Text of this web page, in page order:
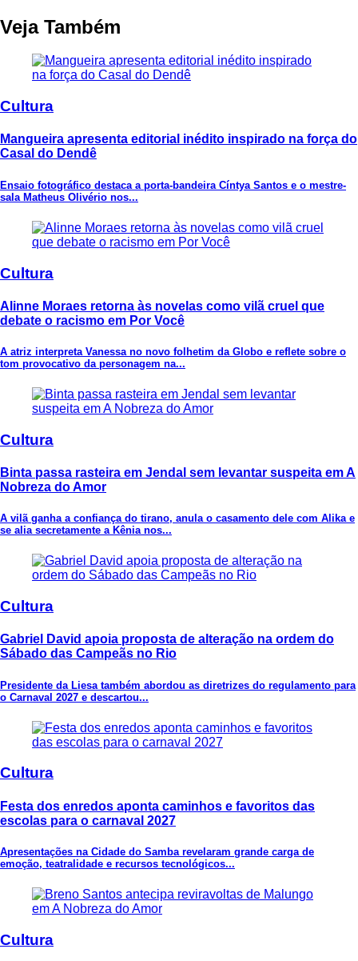
Veja Também
Cultura
Mangueira apresenta editorial inédito inspirado na força do
Casal do Dendê
Ensaio fotográfico destaca a porta-bandeira Cíntya Santos e o mestre-
sala Matheus Olivério nos...
Cultura
Alinne Moraes retorna às novelas como vilã cruel que
debate o racismo em Por Você
A atriz interpreta Vanessa no novo folhetim da Globo e reflete sobre o
tom provocativo da personagem na...
Cultura
Binta passa rasteira em Jendal sem levantar suspeita em A
Nobreza do Amor
A vilã ganha a confiança do tirano, anula o casamento dele com Alika e
se alia secretamente a Kênia nos...
Cultura
Gabriel David apoia proposta de alteração na ordem do
Sábado das Campeãs no Rio
Presidente da Liesa também abordou as diretrizes do regulamento para
o Carnaval 2027 e descartou...
Cultura
Festa dos enredos aponta caminhos e favoritos das
escolas para o carnaval 2027
Apresentações na Cidade do Samba revelaram grande carga de
emoção, teatralidade e recursos tecnológicos...
Cultura